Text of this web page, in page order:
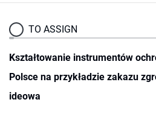
TO ASSIGN
Kształtowanie instrumentów
Polsce na przykładzie zakazu
ideowa